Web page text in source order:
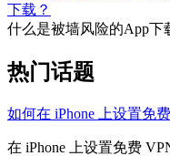
下载？
什么是被墙风险的App下
热门话题
如何在 iPhone 上设置免
在 iPhone 上设置免费